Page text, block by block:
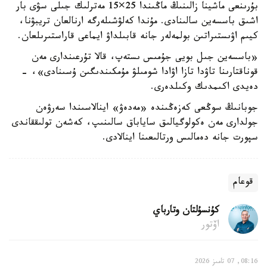
بۇرىنعى ماشينا زالىنىڭ ماڭىندا 25×15 مەترلىك جىلى سۋى بار
اشىق باسسەين سالىنادى. مۇندا كەلۋشىلەرگە ارنالعان تريبۋنا،
كيىم اۋىستىراتىن بولمەلەر جانە قابىلداۋ ايماعى قاراستىرىلعان.
«باسسەين جىل بويى جۇمىس ىستەپ، قالا تۇرعىندارى مەن
قوناقتارىنا تاۋدا تازا اۋادا شومىلۋ مۇمكىندىگىن ۇسىنادى»، -
دەيدى اكىمدىك وكىلدەرى.
جوبانىڭ سوڭعى كەزەڭىندە «مەدەۋ» اينالاسىندا سەرۋەن
جولدارى مەن ەكولوگيالىق ساياباق سالىنىپ، كەشەن تولىققاندى
سپورت جانە دەمالىس ورتالىعىنا اينالادى.
قوعام
كۇنسۇلتان وتارباي
اۆتور
08:16, 07 تامىز 2026